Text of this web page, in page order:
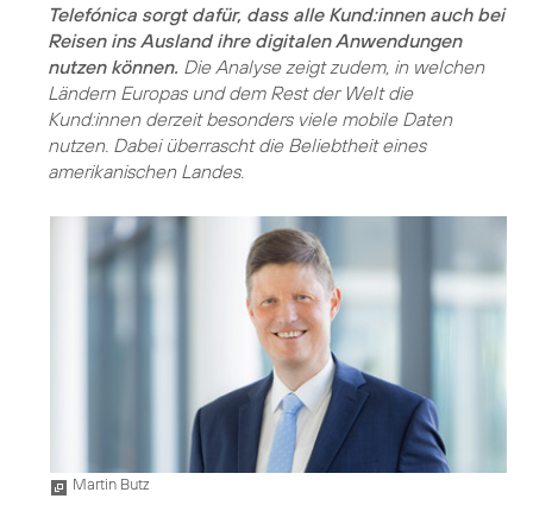
Telefónica sorgt dafür, dass alle Kund:innen auch bei
Reisen ins Ausland ihre digitalen Anwendungen
nutzen können. Die Analyse zeigt zudem, in welchen
Ländern Europas und dem Rest der Welt die
Kund:innen derzeit besonders viele mobile Daten
nutzen. Dabei überrascht die Beliebtheit eines
amerikanischen Landes.
Martin Butz